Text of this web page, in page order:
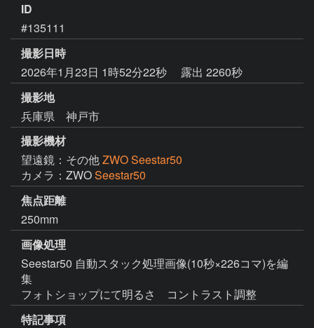
ID
#135111
撮影日時
2026年1月23日 1時52分22秒
露出 2260秒
撮影地
兵庫県 神戸市
撮影機材
望遠鏡：その他ZWO Seestar50
カメラ：ZWOSeestar50
焦点距離
250mm
画像処理
Seestar50 自動スタック処理画像(10秒×226コマ)を編
集
特記事項